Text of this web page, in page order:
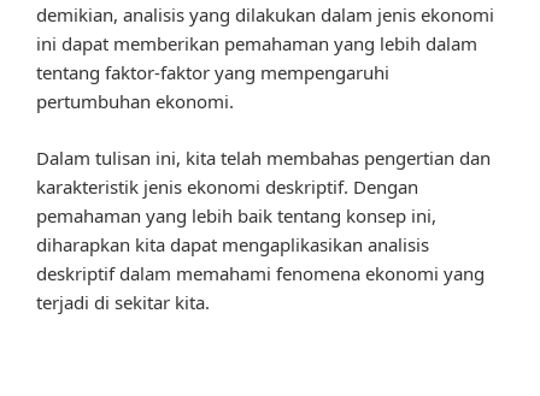
demikian, analisis yang dilakukan dalam jenis ekonomi
ini dapat memberikan pemahaman yang lebih dalam
tentang faktor-faktor yang mempengaruhi
pertumbuhan ekonomi.
Dalam tulisan ini, kita telah membahas pengertian dan
karakteristik jenis ekonomi deskriptif. Dengan
pemahaman yang lebih baik tentang konsep ini,
diharapkan kita dapat mengaplikasikan analisis
deskriptif dalam memahami fenomena ekonomi yang
terjadi di sekitar kita.